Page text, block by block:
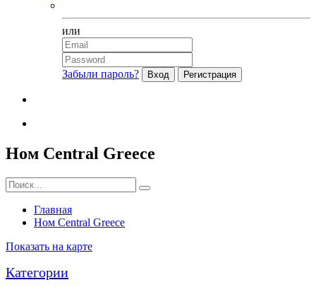
или
Забыли пароль?
Ном Central Greece
Главная
Ном Central Greece
Показать на карте
Категории